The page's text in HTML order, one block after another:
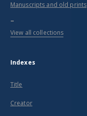
Manuscripts and old prints
...
View all collections
Indexes
Title
Creator